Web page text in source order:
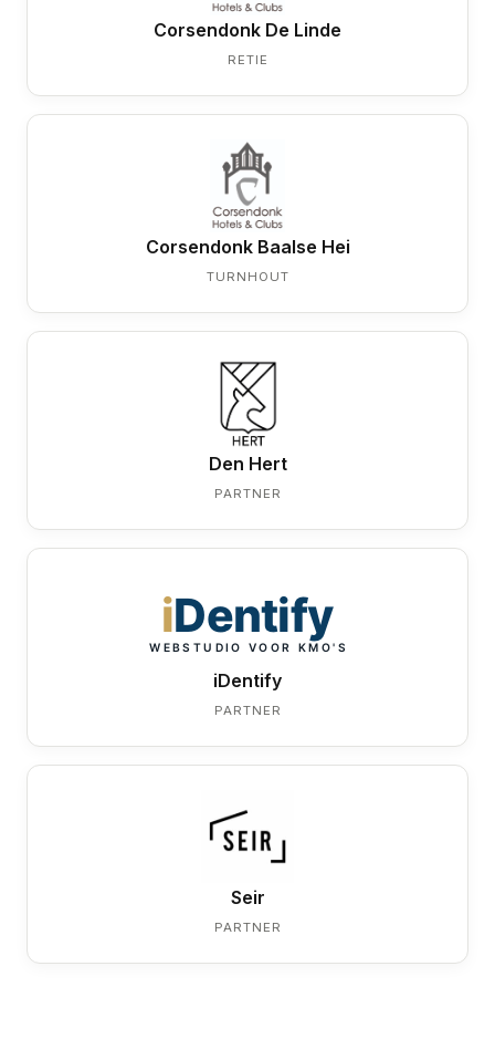
Corsendonk De Linde
RETIE
Corsendonk Baalse Hei
TURNHOUT
Den Hert
PARTNER
iDentify
PARTNER
Seir
PARTNER